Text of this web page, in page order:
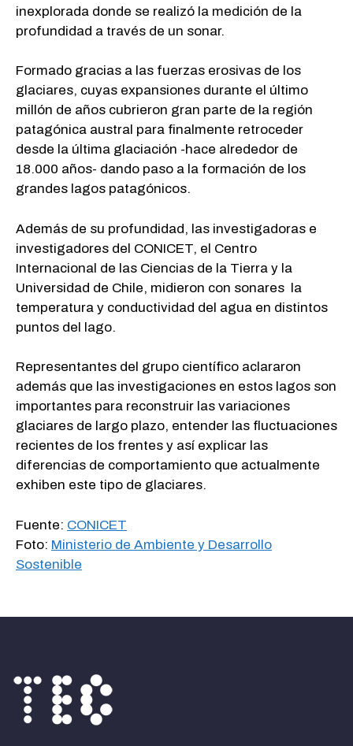
inexplorada donde se realizó la medición de la
profundidad a través de un sonar.
Formado gracias a las fuerzas erosivas de los
glaciares, cuyas expansiones durante el último
millón de años cubrieron gran parte de la región
patagónica austral para finalmente retroceder
desde la última glaciación -hace alrededor de
18.000 años- dando paso a la formación de los
grandes lagos patagónicos.
Además de su profundidad, las investigadoras e
investigadores del CONICET, el Centro
Internacional de las Ciencias de la Tierra y la
Universidad de Chile, midieron con sonares la
temperatura y conductividad del agua en distintos
puntos del lago.
Representantes del grupo científico aclararon
además que las investigaciones en estos lagos son
importantes para reconstruir las variaciones
glaciares de largo plazo, entender las fluctuaciones
recientes de los frentes y así explicar las
diferencias de comportamiento que actualmente
exhiben este tipo de glaciares.
Fuente: CONICET
Foto: Ministerio de Ambiente y Desarrollo
Sostenible